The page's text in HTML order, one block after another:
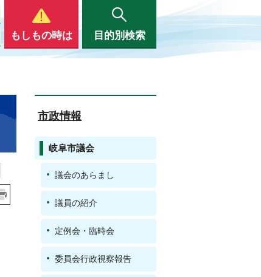
もしもの時は 目的別検索
市政情報
岐阜市議会
議会のあらまし
議員の紹介
定例会・臨時会
委員会行政視察報告